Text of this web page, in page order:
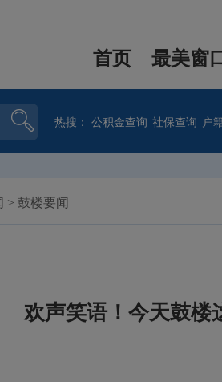
首页 最美窗
热搜：公积金查询 社保查询 户
> 鼓楼要闻
欢声笑语！今天鼓楼